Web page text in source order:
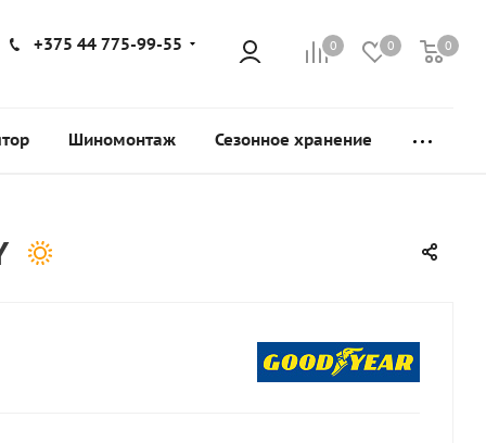
0 0 0
+375 44 775-99-55
Шиномонтаж Сезонное хранение